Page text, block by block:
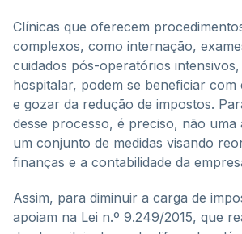
Clínicas que oferecem
complexos, como internação,
cuidados pós-operatórios
hospitalar, podem se beneficiar com
e gozar da redução de impostos.
desse processo, é preciso, não uma
um conjunto de medidas visando
finanças e a contabilidade da
Assim, para diminuir a carga de
apoiam na Lei n.º 9.249/2015, que